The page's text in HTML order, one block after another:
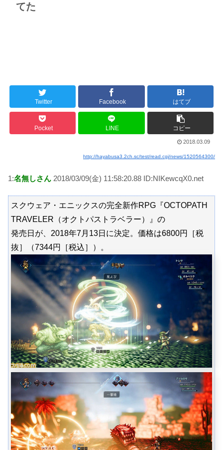
てた
Twitter Facebook はてブ
Pocket LINE コピー
2018.03.09
http://hayabusa3.2ch.sc/test/read.cgi/news/1520564300/
1:名無しさん 2018/03/09(金) 11:58:20.88 ID:NIKewcqX0.net
スクウェア・エニックスの完全新作RPG『OCTOPATH
TRAVELER（オクトパストラベラー）』の
発売日が、2018年7月13日に決定。価格は6800円［税
抜］（7344円［税込］）。